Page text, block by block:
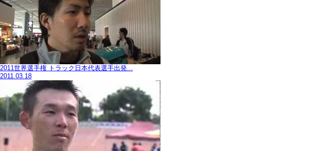
2011世界選手権 トラック日本代表選手出発...
2011.03.18